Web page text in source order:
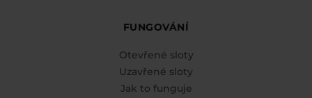
FUNGOVÁNÍ
Otevřené sloty
Uzavřené sloty
Jak to funguje